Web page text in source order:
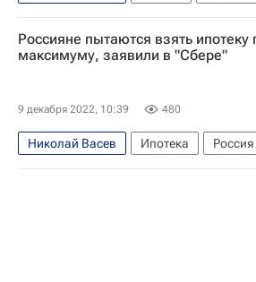
ДомКлик
Россияне пытаются взять ипотеку
максимуму, заявили в "Сбере"
9 декабря 2022, 10:39 480
Николай Васев Ипотека
Россия
Сбербанк России
Сбер